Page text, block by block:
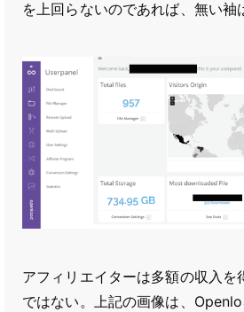
を上回らないのであれば、無い袖
アフィリエイターは多額の収入を
ではない。上記の画像は、